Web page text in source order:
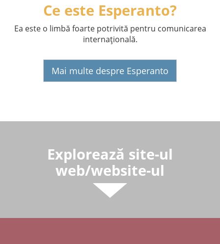
Ce este Esperanto?
Ea este o limbă foarte potrivită pentru comunicarea
internaţională.
Mai multe despre Esperanto
Explorează site-ul
web/website-ul